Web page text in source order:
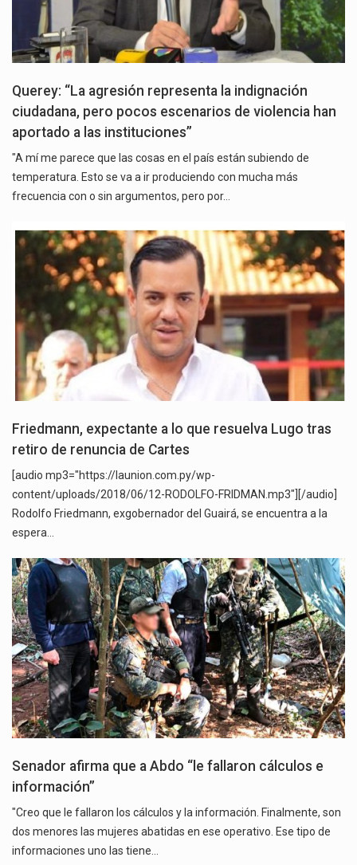
Querey: “La agresión representa la indignación
ciudadana, pero pocos escenarios de violencia han
aportado a las instituciones”
"A mí me parece que las cosas en el país están subiendo de
temperatura. Esto se va a ir produciendo con mucha más
frecuencia con o sin argumentos, pero por…
Friedmann, expectante a lo que resuelva Lugo tras
retiro de renuncia de Cartes
[audio mp3="https://launion.com.py/wp-
content/uploads/2018/06/12-RODOLFO-FRIDMAN.mp3"][/audio]
Rodolfo Friedmann, exgobernador del Guairá, se encuentra a la
espera…
Senador afirma que a Abdo “le fallaron cálculos e
información”
"Creo que le fallaron los cálculos y la información. Finalmente, son
dos menores las mujeres abatidas en ese operativo. Ese tipo de
informaciones uno las tiene…